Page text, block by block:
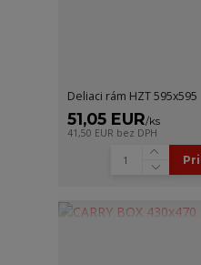
Deliaci rám HZT 595x595
51,05 EUR/ks
41,50 EUR bez DPH